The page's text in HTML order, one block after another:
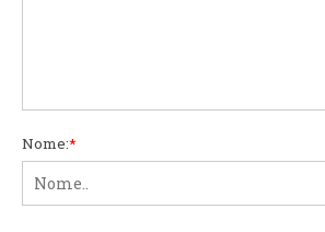
Nome:*